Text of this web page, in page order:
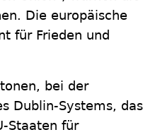
Die europäische
für Frieden und
bei der
Dublin-Systems, das
Staaten für